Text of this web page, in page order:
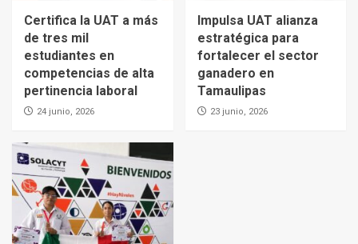
Certifica la UAT a más
de tres mil
estudiantes en
competencias de alta
pertinencia laboral
24 junio, 2026
Impulsa UAT alianza
estratégica para
fortalecer el sector
ganadero en
Tamaulipas
23 junio, 2026